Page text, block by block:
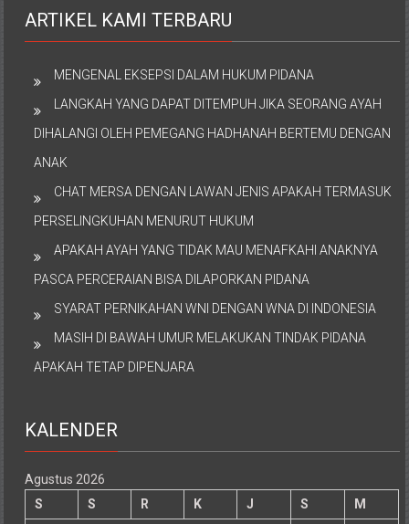
ARTIKEL KAMI TERBARU
MENGENAL EKSEPSI DALAM HUKUM PIDANA
LANGKAH YANG DAPAT DITEMPUH JIKA SEORANG AYAH
DIHALANGI OLEH PEMEGANG HADHANAH BERTEMU DENGAN
ANAK
CHAT MERSA DENGAN LAWAN JENIS APAKAH TERMASUK
PERSELINGKUHAN MENURUT HUKUM
APAKAH AYAH YANG TIDAK MAU MENAFKAHI ANAKNYA
PASCA PERCERAIAN BISA DILAPORKAN PIDANA
SYARAT PERNIKAHAN WNI DENGAN WNA DI INDONESIA
MASIH DI BAWAH UMUR MELAKUKAN TINDAK PIDANA
APAKAH TETAP DIPENJARA
KALENDER
Agustus 2026
S
S R K J S
M